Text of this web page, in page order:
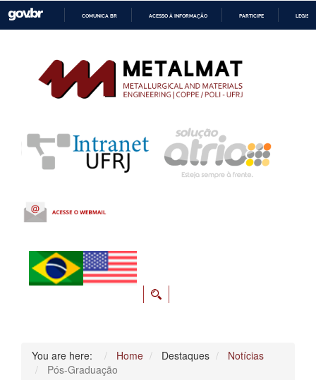
CONTEÚDO
COMUNICA BR ACESSO À INFORMAÇÃO PARTICIPE
You are here: Home Destaques
Notícias
Pós-Graduação